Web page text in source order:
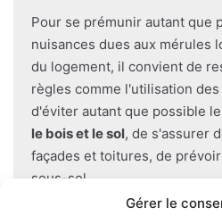
Gérer le
Pour se prémunir autant que
nuisances dues aux mérules
du logement, il convient de
règles comme l'utilisation
d'éviter autant que possible le
le bois et le sol, de s'assurer
façades et toitures, de
sous-sol.